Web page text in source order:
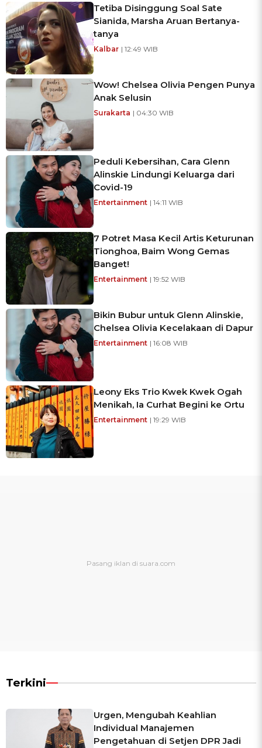
Tetiba Disinggung Soal Sate
Sianida, Marsha Aruan Bertanya-
tanya
Kalbar | 12:49 WIB
Wow! Chelsea Olivia Pengen Punya
Anak Selusin
Surakarta | 04:30 WIB
Peduli Kebersihan, Cara Glenn
Alinskie Lindungi Keluarga dari
Covid-19
Entertainment | 14:11 WIB
7 Potret Masa Kecil Artis Keturunan
Tionghoa, Baim Wong Gemas
Banget!
Entertainment | 19:52 WIB
Bikin Bubur untuk Glenn Alinskie,
Chelsea Olivia Kecelakaan di Dapur
Entertainment | 16:08 WIB
Leony Eks Trio Kwek Kwek Ogah
Menikah, Ia Curhat Begini ke Ortu
Entertainment | 19:29 WIB
Terkini
Urgen, Mengubah Keahlian
Individual Manajemen
Pengetahuan di Setjen DPR Jadi